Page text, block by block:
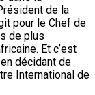
de la
pour le Chef de
de plus
Et c’est
décidant de
International de